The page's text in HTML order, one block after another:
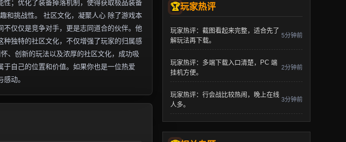
；优化了装备掉落机制，使得获取极品装备
和挑战性。 社区文化，凝聚人心 除了游戏本
仅仅是竞争对手，更是志同道合的伙伴。他
独特的社区文化，不仅增强了玩家的归属感
、创新的玩法以及浓厚的社区文化，成功吸
自己的位置和价值。如果你也是一位热爱
动。
玩家热评
玩家热评：截图看起来完整，适合先了
解玩法再下载。
5分钟前
玩家热评：多端下载入口清楚，PC 端
挂机方便。
2分钟前
玩家热评：行会战比较热闹，晚上在线
人多。
3分钟前